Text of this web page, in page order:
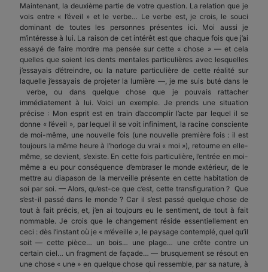
Maintenant, la deuxième partie de votre question. La relation que je
vois entre « l’éveil » et le verbe… Le verbe est, je crois, le souci
dominant de toutes les personnes présentes ici. Moi aussi je
m’intéresse à lui. La raison de cet intérêt est que chaque fois que j’ai
essayé de faire mordre ma pensée sur cette « chose » — et cela
quelles que soient les dents mentales particulières avec lesquelles
j’essayais d’étreindre, ou la nature particulière de cette réalité sur
laquelle j’essayais de projeter la lumière —, je me suis buté dans le
verbe, ou dans quelque chose que je pouvais rattacher
immédiatement à lui. Voici un exemple. Je prends une situation
précise : Mon esprit est en train d’accomplir l’acte par lequel il se
donne « l’éveil », par lequel il se voit infiniment, la racine consciente
de moi-même, une nouvelle fois (une nouvelle première fois : il est
toujours la même heure à l’horloge du vrai « moi »), retourne en elle-
même, se devient, s’existe. En cette fois particulière, l’entrée en moi-
même a eu pour conséquence d’embraser le monde extérieur, de le
mettre au diapason de la merveille présente en cette habitation de
soi par soi. — Alors, qu’est-ce que c’est, cette transfiguration ? Que
s’est-il passé dans le monde ? Car il s’est passé quelque chose de
tout à fait précis, et, j’en ai toujours eu le sentiment, de tout à fait
nommable. Je crois que le changement réside essentiellement en
ceci : dès l’instant où je « m’éveille », le paysage contemplé, quel qu’il
soit — cette pièce… un bois… une plage… une crête contre un
certain ciel… un fragment de façade… — brusquement se résout en
une chose « une » en quelque chose qui ressemble, par sa nature, à